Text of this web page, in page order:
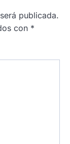
publicada.
con *